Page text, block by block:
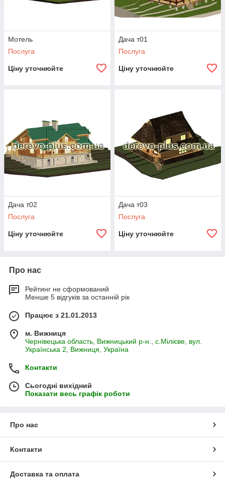
Мотель
Послуга
Ціну уточнюйте
Дача т01
Послуга
Ціну уточнюйте
Дача т02
Послуга
Ціну уточнюйте
Дача т03
Послуга
Ціну уточнюйте
Про нас
Рейтинг не сформований
Менше 5 відгуків за останній рік
Працює з 21.01.2013
м. Вижниця
Чернівецька область, Вижницький р-н., с.Мілієве, вул.
Українська 2, Вижниця, Україна
Контакти
Сьогодні вихідний
Показати весь графік роботи
Про нас
Контакти
Доставка та оплата